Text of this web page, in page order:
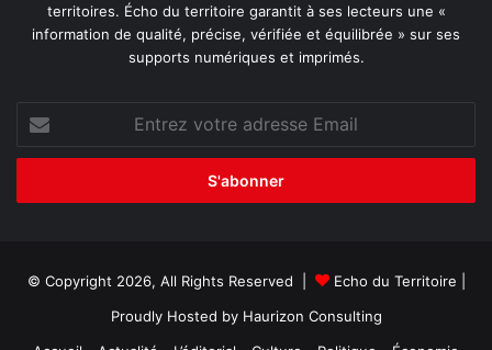
territoires. Écho du territoire garantit à ses lecteurs une «
information de qualité, précise, vérifiée et équilibrée » sur ses
supports numériques et imprimés.
votre
adresse
© Copyright 2026, All Rights Reserved | Echo du Territoire
Proudly Hosted by Haurizon Consulting